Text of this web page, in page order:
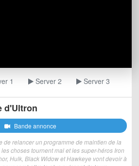
1 Server 2 Server 3
d'Ultron
Bande annonce
de relancer un programme de maintien de la
choses tournent mal et les super-héros Iron
Hulk, Black Widow et Hawkeye vont devoir à